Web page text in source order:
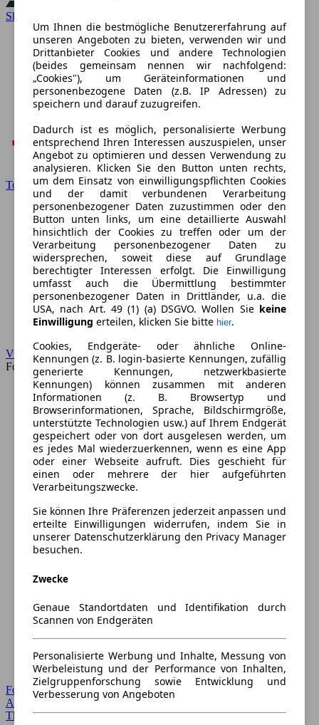
Skoda
Toyota
VW
Forum
Forum Startseite
Alle Auto-Foren
Themen-Forum
Um Ihnen die bestmögliche Benutzererfahrung auf
unseren Angeboten zu bieten, verwenden wir und
Drittanbieter Cookies und andere Technologien
(beides gemeinsam nennen wir nachfolgend:
„Cookies"), um Geräteinformationen und
personenbezogene Daten (z.B. IP Adressen) zu
speichern und darauf zuzugreifen.
Dadurch ist es möglich, personalisierte Werbung
entsprechend Ihren Interessen auszuspielen, unser
Angebot zu optimieren und dessen Verwendung zu
analysieren. Klicken Sie den Button unten rechts,
um dem Einsatz von einwilligungspflichten Cookies
und der damit verbundenen Verarbeitung
personenbezogener Daten zuzustimmen oder den
Button unten links, um eine detaillierte Auswahl
hinsichtlich der Cookies zu treffen oder um der
Verarbeitung personenbezogener Daten zu
widersprechen, soweit diese auf Grundlage
berechtigter Interessen erfolgt. Die Einwilligung
umfasst auch die Übermittlung bestimmter
personenbezogener Daten in Drittländer, u.a. die
USA, nach Art. 49 (1) (a) DSGVO. Wollen Sie keine
Einwilligung erteilen, klicken Sie bitte hier.
Cookies, Endgeräte- oder ähnliche Online-
Kennungen (z. B. login-basierte Kennungen, zufällig
generierte Kennungen, netzwerkbasierte
Kennungen) können zusammen mit anderen
Informationen (z. B. Browsertyp und
Browserinformationen, Sprache, Bildschirmgröße,
unterstützte Technologien usw.) auf Ihrem Endgerät
gespeichert oder von dort ausgelesen werden, um
es jedes Mal wiederzuerkennen, wenn es eine App
oder einer Webseite aufruft. Dies geschieht für
einen oder mehrere der hier aufgeführten
Verarbeitungszwecke.
Sie können Ihre Präferenzen jederzeit anpassen und
erteilte Einwilligungen widerrufen, indem Sie in
unserer Datenschutzerklärung den Privacy Manager
besuchen.
Zwecke
Genaue Standortdaten und Identifikation durch
Scannen von Endgeräten
Personalisierte Werbung und Inhalte, Messung von
Werbeleistung und der Performance von Inhalten,
Zielgruppenforschung sowie Entwicklung und
Verbesserung von Angeboten